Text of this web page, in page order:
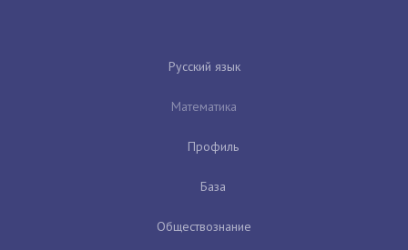
Русский язык
Математика
Профиль
База
Обществознание